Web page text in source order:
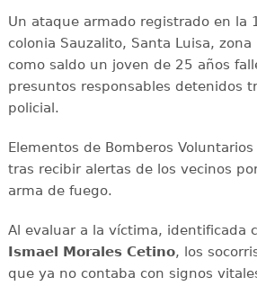
Un ataque armado registrado en la
colonia Sauzalito, Santa Luisa,
como saldo un joven de 25 años
presuntos responsables detenidos
policial.
Elementos de Bomberos
tras recibir alertas de los vecinos
arma de fuego.
Al evaluar a la víctima, identificada
Ismael Morales Cetino, los
que ya no contaba con signos